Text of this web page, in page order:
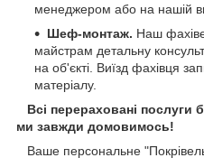
менеджером або на нашій
Шеф-монтаж. Наш
майстрам детальну
на об'єкті. Виїзд фахівця
матеріалу.
Всі перераховані послуги
ми завжди домовимось!
Ваше персональне